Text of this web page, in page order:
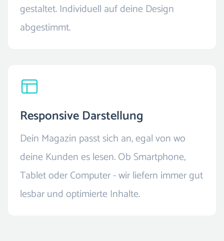
gestaltet. Individuell auf deine Design
abgestimmt.
Responsive Darstellung
Dein Magazin passt sich an, egal von wo
deine Kunden es lesen. Ob Smartphone,
Tablet oder Computer - wir liefern immer gut
lesbar und optimierte Inhalte.